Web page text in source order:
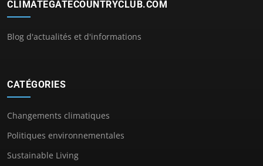
CLIMATEGATECOUNTRYCLUB.COM
Blog d'actualités et d'informations
CATÉGORIES
Changements climatiques
Politiques environnementales
Sustainable Living